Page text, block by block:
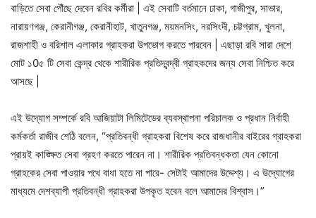
বাড়িতে সেবা পৌঁছে দেবেন রবির কর্মীরা | এই সেবাটি বর্তমানে ঢাকা, গাজীপুর, সাভার,
নারায়ণগঞ্জ, কেরানীগঞ্জ, কেরানীহাট, খাতুনগঞ্জ, ময়মনসিং, নরসিংদী, চট্টগ্রাম, খুলনা,
রাজশাহী ও বরিশাল এলাকার গ্রাহকরা উপভোগ করতে পারবেন | এছাড়া রবি সারা দেশে
মোট ১0৫ টি সেবা কেন্দ্র থেকে শারীরিক প্রতিদ্বন্দ্বী গ্রাহকদের জন্য সেবা নিশ্চিত করে
আসছে |
এই উদ্যোগ সম্পর্কে রবি আজিয়াটা লিমিটেডের ব্যবস্থাপনা পরিচালক ও প্রধান নির্বাহী
কর্মকর্তা রাজীব শেঠি বলেন, “প্রতিবন্ধী গ্রাহকরা বিশেষ করে রাজধানীর বাইরের গ্রাহকরা
প্রায়ই কাঙ্ক্ষিত সেবা গ্রহণ করতে পারেন না। শারীরিক প্রতিবন্ধকতা যেন কোনো
গ্রাহকের সেবা পাওয়ার পথে বাধা হতে না পারে- সেটাই আমাদের উদ্দেশ্য। এ উদ্যোগের
মাধ্যমে দেশব্যাপী প্রতিবন্ধী গ্রাহকরা উপকৃত হবেন বলে আমাদের বিশ্বাস।”